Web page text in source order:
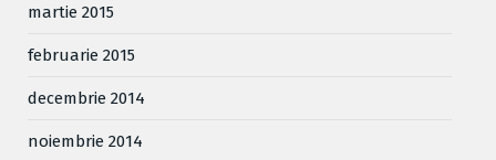
martie 2015
februarie 2015
decembrie 2014
noiembrie 2014